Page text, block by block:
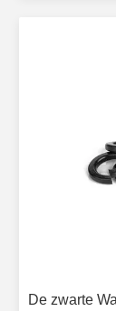
De zwarte